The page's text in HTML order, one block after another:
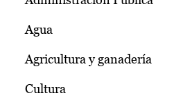
Agua
Agricultura y ganadería
Cultura